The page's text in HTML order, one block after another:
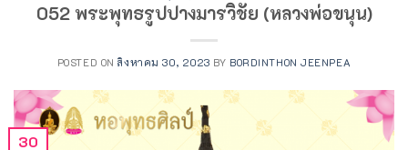
052 พระพุทธรูปปางมารวิชัย (หลวงพ่อขนุน)
POSTED ONสิงหาคม 30, 2023 BY BORDINTHON JEENPEA
30